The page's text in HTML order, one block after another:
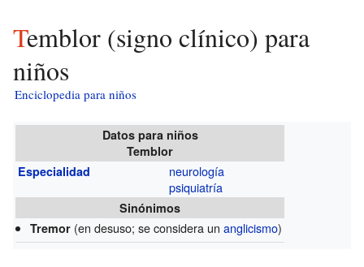
Temblor (signo clínico) para
niños
Enciclopedia para niños
Datos para niños
Temblor
Especialidad
neurología
psiquiatría
Sinónimos
Tremor(en desuso; se considera un anglicismo)